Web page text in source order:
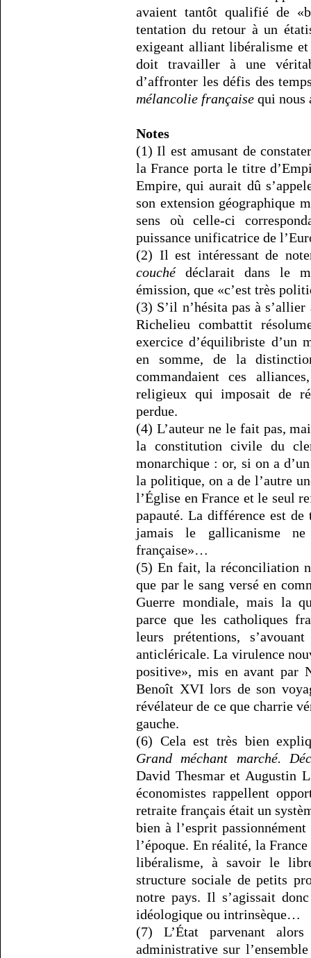
avaient tantôt qualifié de
tentation du retour à un
exigeant alliant libéralisme
doit travailler à une
d’affronter les défis des
mélancolie française qui nous
Notes
(1) Il est amusant de
la France porta le titre
Empire, qui aurait dû
son extension géographique
sens où celle-ci
puissance unificatrice de
(2) Il est intéressant de
couchédéclarait dans le
émission, que «c’est très
(3) S’il n’hésita pas à
Richelieu combattit
exercice d’équilibriste d’un
en somme, de la
commandaient ces
religieux qui imposait de
perdue.
(4) L’auteur ne le fait pas,
la constitution civile du
monarchique : or, si on a
la politique, on a de l’autre
l’Église en France et le seul
papauté. La différence est
jamais le gallicanisme
française»…
(5) En fait, la réconciliation
que par le sang versé en
Guerre mondiale, mais la
parce que les catholiques
leurs prétentions,
anticléricale. La virulence
positive», mis en avant par
Benoît XVI lors de son
révélateur de ce que charrie
gauche.
(6) Cela est très bien
Grand méchant marché.
David Thesmar et Augustin
économistes rappellent
retraite français était un
bien à l’esprit
l’époque. En réalité, la
libéralisme, à savoir le
structure sociale de petits
notre pays. Il s’agissait
idéologique ou intrinsèque…
(7) L’État parvenant
administrative sur